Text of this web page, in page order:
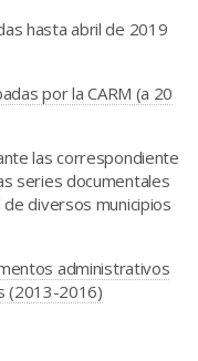
hasta abril de 2019
por la CARM (a 20
las correspondiente
series documentales
de diversos municipios
administrativos
(2013-2016)